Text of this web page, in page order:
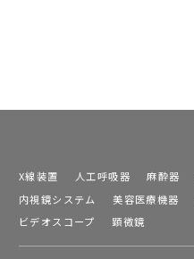
X線装置 人工呼吸器 麻酔器
内視鏡システム
美容医療機器
ビデオスコープ
顕微鏡